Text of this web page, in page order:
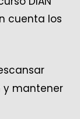
cuenta los
y mantener